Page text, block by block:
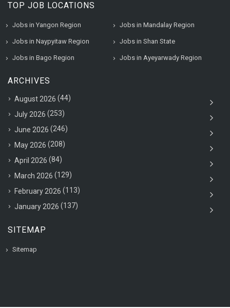
TOP JOB LOCATIONS
Jobs in Yangon Region Jobs in Mandalay Region
Jobs in Naypyitaw Region Jobs in Shan State
Jobs in Bago Region Jobs in Ayeyarwady Region
ARCHIVES
August 2026 (44)
July 2026 (253)
June 2026 (246)
May 2026 (208)
April 2026 (84)
March 2026 (129)
February 2026 (113)
January 2026 (137)
SITEMAP
Sitemap